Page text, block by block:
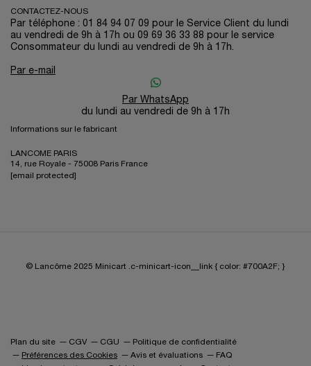
CONTACTEZ-NOUS
Par téléphone : 01 84 94 07 09 pour le Service Client du lundi
au vendredi de 9h à 17h ou 09 69 36 33 88 pour le service
Consommateur du lundi au vendredi de 9h à 17h.
Par e-mail
Par WhatsApp
du lundi au vendredi de 9h à 17h
Informations sur le fabricant
LANCOME PARIS
14, rue Royale - 75008 Paris France
[email protected]
© Lancôme 2025 Minicart .c-minicart-icon__link { color: #700A2F; }
Plan du site CGV CGU
Politique de confidentialité
Préférences des Cookies
Avis et évaluations
FAQ